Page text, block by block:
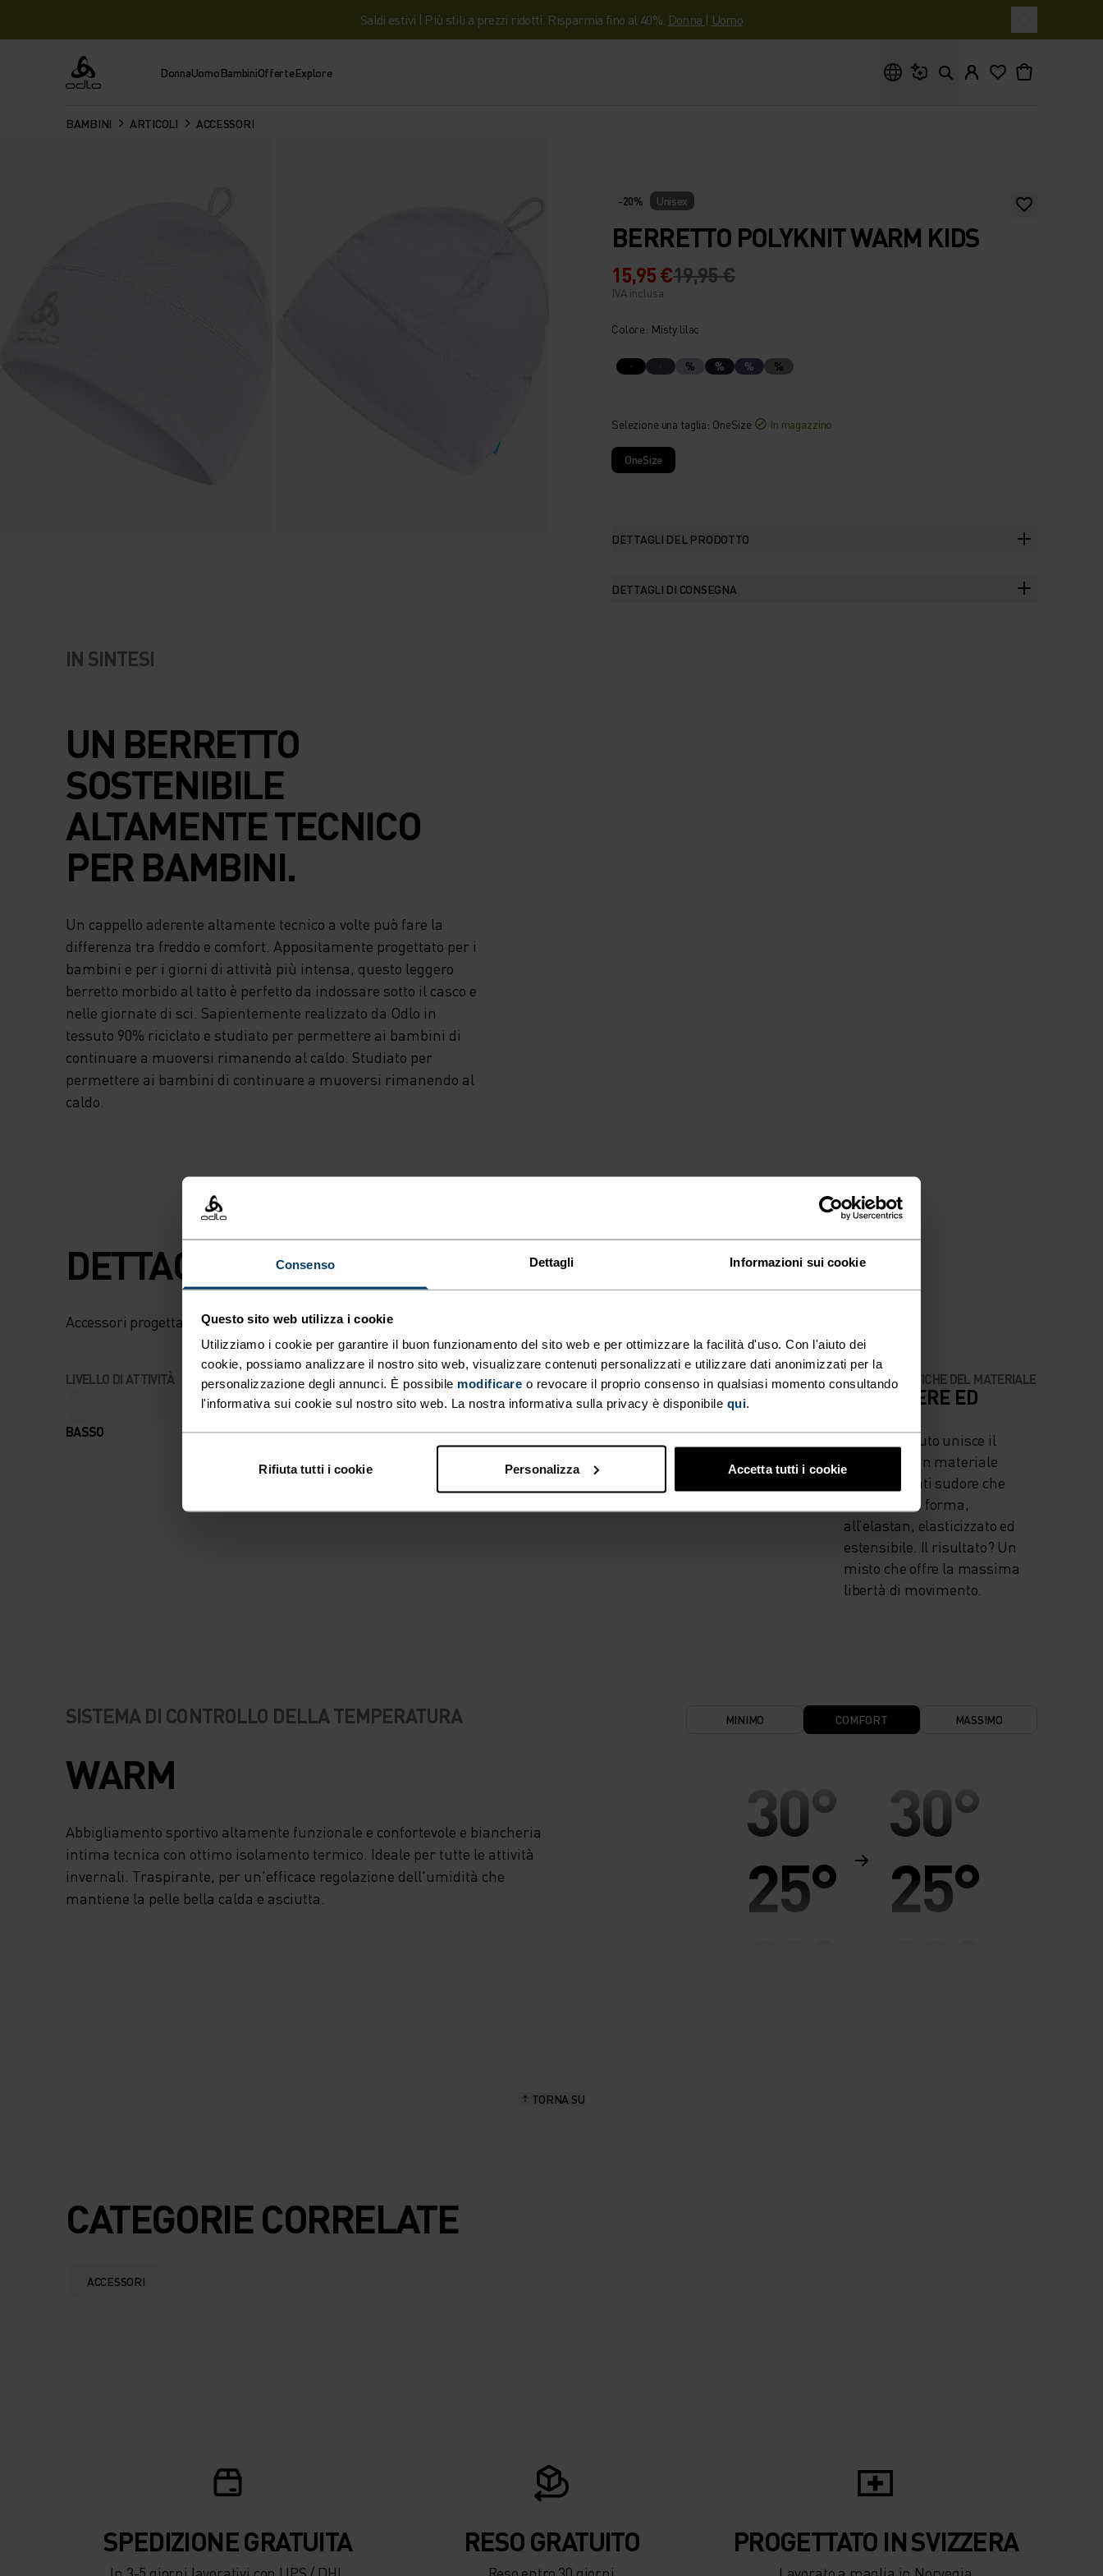
Consenso Dettagli Informazioni sui cookie
Questo sito web utilizza i cookie
Utilizziamo i cookie per garantire il buon funzionamento del sito web e per ottimizzare la facilità d'uso. Con l'aiuto dei
cookie, possiamo analizzare il nostro sito web, visualizzare contenuti personalizzati e utilizzare dati anonimizzati per la
personalizzazione degli annunci. È possibile modificare o revocare il proprio consenso in qualsiasi momento consultando
l'informativa sui cookie sul nostro sito web. La nostra informativa sulla privacy è disponibile qui.
Rifiuta tutti i cookie Personalizza Accetta tutti i cookie
Saldi estivi | Più stili a prezzi ridotti. Risparmia fino al 40%. Donna | Uomo
Odlo DonnaUomoBambiniOfferteExplore
BAMBINI ARTICOLI ACCESSORI
-20% Unisex
BERRETTO POLYKNIT WARM KIDS
15,95 €19,95 €
IVA inclusa
Colore: Misty lilac
% % % %
Selezione una taglia: OneSize In magazzino
OneSize
DETTAGLI DEL PRODOTTO
DETTAGLI DI CONSEGNA
IN SINTESI
UN BERRETTO
SOSTENIBILE
ALTAMENTE TECNICO
PER BAMBINI.
Un cappello aderente altamente tecnico a volte può fare la
differenza tra freddo e comfort. Appositamente progettato per i
bambini e per i giorni di attività più intensa, questo leggero
berretto morbido al tatto è perfetto da indossare sotto il casco e
nelle giornate di sci. Sapientemente realizzato da Odlo in
tessuto 90% riciclato e studiato per permettere ai bambini di
continuare a muoversi rimanendo al caldo. Studiato per
permettere ai bambini di continuare a muoversi rimanendo al
caldo.
DETTAGLI CHE FANNO LA DIFFERENZA
Accessori progettati per goderti ogni avventura.
LIVELLO DI ATTIVITÀ
BASSO MODERATO ALTO
TIPO DI ATTIVITÀ
QUALSIASI COSA ALTA
INTENSITÀ
Sci di fondo - Ciclismo -
CARATTERISTICHE DEL MATERIALE
POLIESTERE ED
Questo tessuto unisce il
poliestere, un materiale
robusto e anti sudore che
mantiene la forma,
all’elastan, elasticizzato ed
estensibile. Il risultato? Un
misto che offre la massima
libertà di movimento.
SISTEMA DI CONTROLLO DELLA TEMPERATURA
WARM
Abbigliamento sportivo altamente funzionale e confortevole e biancheria
intima tecnica con ottimo isolamento termico. Ideale per tutte le attività
invernali. Traspirante, per un'efficace regolazione dell'umidità che
mantiene la pelle bella calda e asciutta.
MINIMO COMFORT MASSIMO
30°
25°
30°
25°
-15°
TORNA SU
CATEGORIE CORRELATE
ACCESSORI
SPEDIZIONE ​​​​​​GRATUITA RESO GRATUITO PROGETTATO IN SVIZZERA